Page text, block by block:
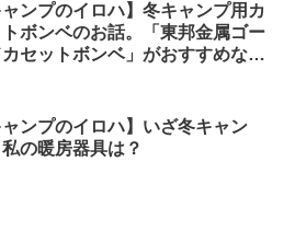
ャンプのイロハ】冬キャンプ用カ
ボンベのお話。「東邦金属ゴー
セットボンベ」がおすすめなワ
ャンプのイロハ】いざ冬キャン
の暖房器具は？